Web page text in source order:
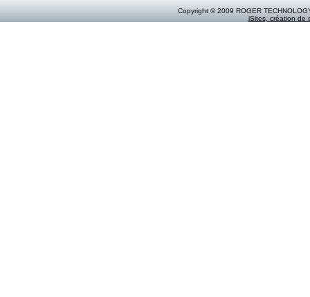
Copyright © 2009 ROGER
iSites, création de